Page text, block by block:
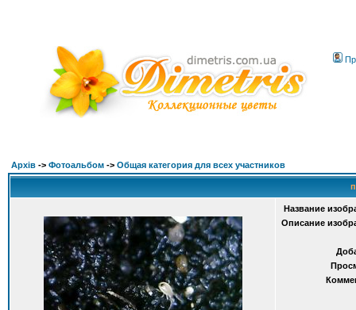
Архів -> Фотоальбом -> Общая категория для всех участников
Название
Описание